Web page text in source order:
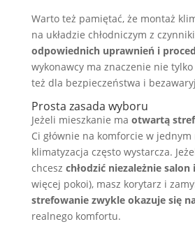
Warto też pamiętać, że montaż
na układzie chłodniczym z
odpowiednich uprawnień i
wykonawcy ma znaczenie nie
też dla bezpieczeństwa i
Prosta zasada wyboru
Jeżeli mieszkanie ma otwartą
Ci głównie na komforcie w
klimatyzacja często wystarcza.
chcesz chłodzić niezależnie salon
więcej pokoi), masz korytarz i
strefowanie zwykle okazuje się
realnego komfortu.